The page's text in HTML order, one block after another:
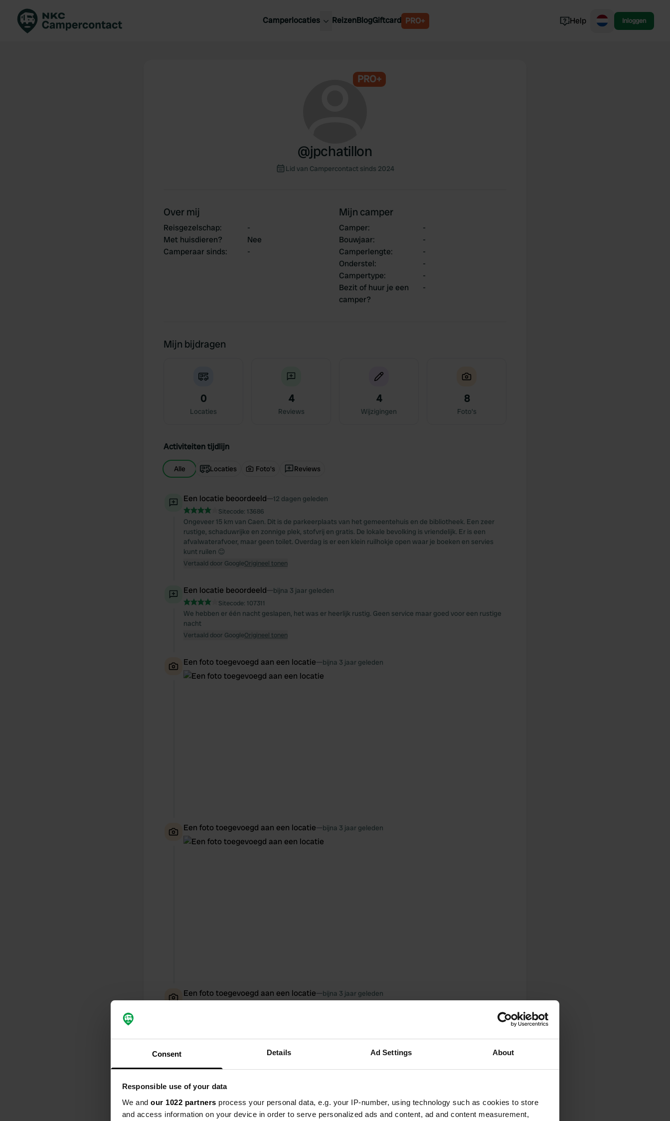
Consent Details Ad Settings About
Responsible use of your data
We and our 1022 partners process your personal data, e.g. your IP-number, using technology such as cookies to store
and access information on your device in order to serve personalized ads and content, ad and content measurement,
Camperlocaties ReizenBlogGiftcard PRO+ Help Inloggen
PRO+
@jpchatillon
Lid van Campercontact sinds 2024
Over mij
Reisgezelschap:
-
Met huisdieren?
Nee
Camperaar sinds: -
Mijn camper
Camper:
-
Bouwjaar:
-
Camperlengte:
-
Onderstel:
-
Campertype:
-
Bezit of huur je een
camper?
-
Mijn bijdragen
0
Locaties
4
Reviews
4
Wijzigingen
8
Foto's
Activiteiten tijdlijn
Alle Locaties Foto's Reviews
Een locatie beoordeeld—12 dagen geleden
Sitecode: 13686
Ongeveer 15 km van Caen. Dit is de parkeerplaats van het gemeentehuis en de bibliotheek. Een zeer
rustige, schaduwrijke en zonnige plek, stofvrij en gratis. De lokale bevolking is vriendelijk. Er is een
afvalwaterafvoer, maar geen toilet. Overdag is er een klein ruilhokje open waar je boeken en servies
kunt ruilen 😊
Vertaald door GoogleOrigineel tonen
Een locatie beoordeeld—bijna 3 jaar geleden
Sitecode: 107311
We hebben er één nacht geslapen, het was er heerlijk rustig. Geen service maar goed voor een rustige
nacht
Vertaald door GoogleOrigineel tonen
Een foto toegevoegd aan een locatie—bijna 3 jaar geleden
Een foto toegevoegd aan een locatie—bijna 3 jaar geleden
Een foto toegevoegd aan een locatie—bijna 3 jaar geleden